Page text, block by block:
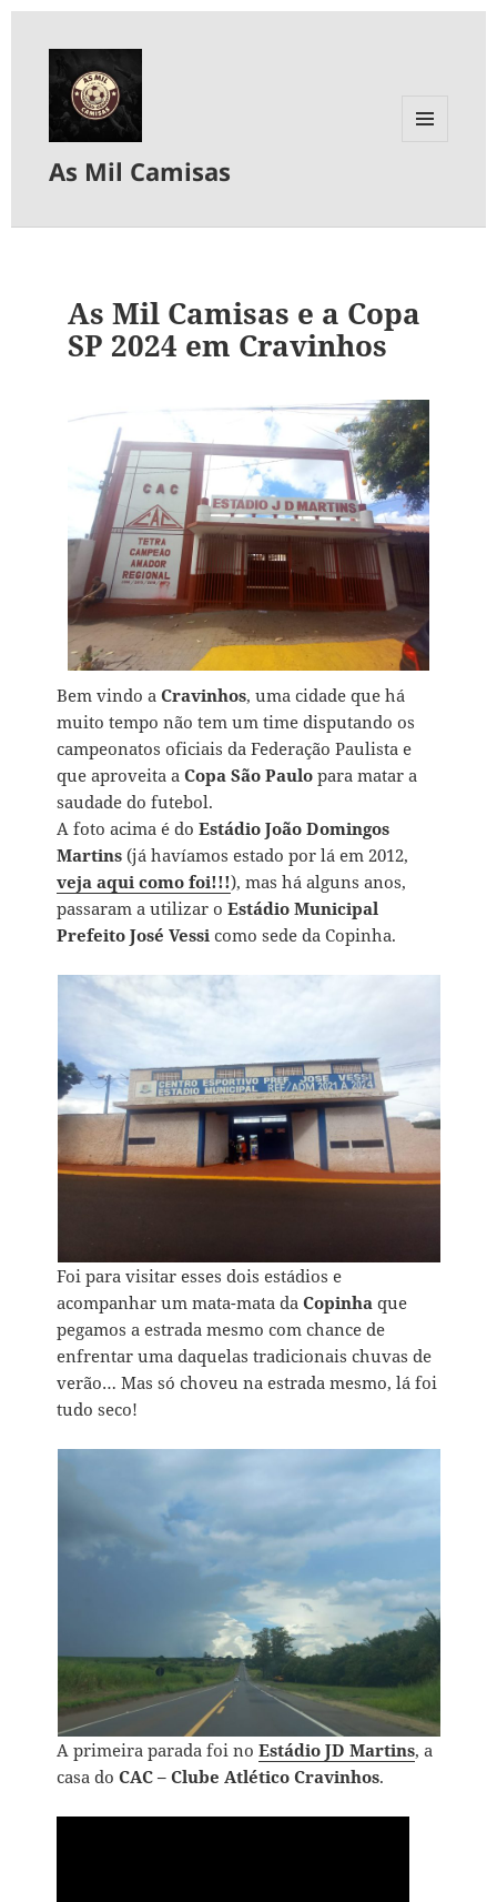
As Mil Camisas
As Mil Camisas e a Copa
SP 2024 em Cravinhos
Bem vindo aCravinhos, uma cidade que há
muito tempo não tem um time disputando os
campeonatos oficiais da Federação Paulista e
que aproveita aCopa São Paulo para matar a
saudade do futebol.
A foto acima é doEstádio João Domingos
Martins (já havíamos estado por lá em 2012,
veja aqui como foi!!!), mas há alguns anos,
passaram a utilizar oEstádio Municipal
Prefeito José Vessi como sede da Copinha.
Foi para visitar esses dois estádios e
acompanhar um mata-mata daCopinha que
pegamos a estrada mesmo com chance de
enfrentar uma daquelas tradicionais chuvas de
verão… Mas só choveu na estrada mesmo, lá foi
tudo seco!
A primeira parada foi noEstádio JD Martins, a
casa doCAC – Clube Atlético Cravinhos.